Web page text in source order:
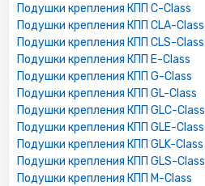
Подушки крепления КПП C-Class
Подушки крепления КПП CLA-Class
Подушки крепления КПП CLS-Class
Подушки крепления КПП E-Class
Подушки крепления КПП G-Class
Подушки крепления КПП GL-Class
Подушки крепления КПП GLC-Class
Подушки крепления КПП GLE-Class
Подушки крепления КПП GLK-Class
Подушки крепления КПП GLS-Class
Подушки крепления КПП M-Class